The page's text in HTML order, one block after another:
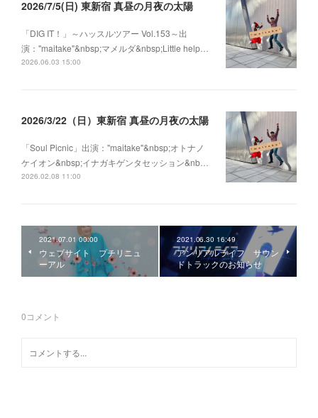
2026/7/5(日) 東新宿 真昼の月夜の太陽
「DIG IT！」～ハッスルツアー Vol.153～出
演："maitake"&nbsp;マメルダ&nbsp;Little help…
2026.06.03 15:00
2026/3/22（日）東新宿 真昼の月夜の太陽
「Soul Picnic」出演："maitake"&nbsp;オトナノ
ケイオン&nbsp;イナガキゲンタセッション&nb…
2026.02.08 11:00
2021.07.01 00:00
ウェブサイト プチリニュ
ーアル
2021.06.30 16:49
アンリアルライフ サウン
ドトラックのお知らせ
0コメント